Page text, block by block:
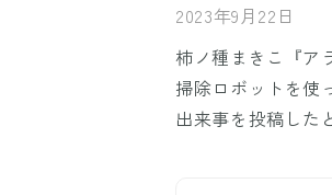
2023年9月22日
柿ノ種まきこ『ア
掃除ロボットを使
出来事を投稿した